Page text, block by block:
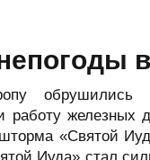
обрушились
работу железных
шторма «Святой